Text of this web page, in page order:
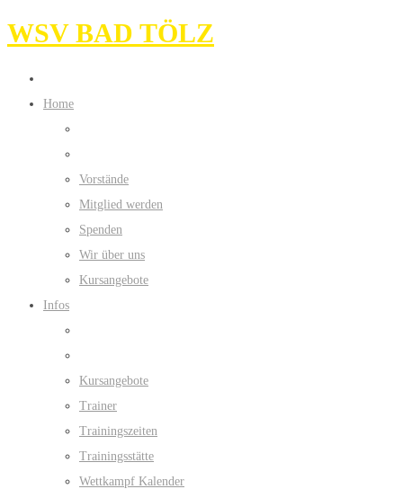
WSV BAD TÖLZ
Home
Vorstände
Mitglied werden
Spenden
Wir über uns
Kursangebote
Infos
Kursangebote
Trainer
Trainingszeiten
Trainingsstätte
Wettkampf Kalender